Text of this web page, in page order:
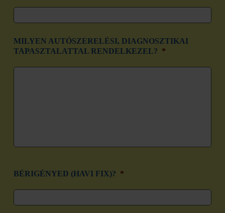
MILYEN AUTÓSZERELÉSI, DIAGNOSZTIKAI
TAPASZTALATTAL RENDELKEZEL? *
BÉRIGÉNYED (HAVI FIX)? *